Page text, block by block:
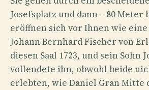
Josefsplatz und dann – 80 Meter
eröffnen sich vor Ihnen wie
Johann Bernhard Fischer von
diesen Saal 1723, und sein Sohn
vollendete ihn, obwohl beide
erlebten, wie Daniel Gran Mitte